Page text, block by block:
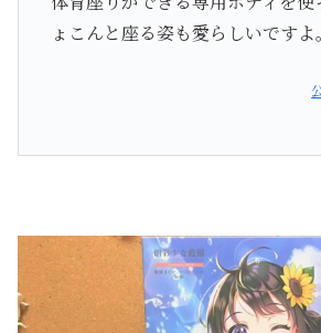
ょこんと座る姿も愛らしいですよ。